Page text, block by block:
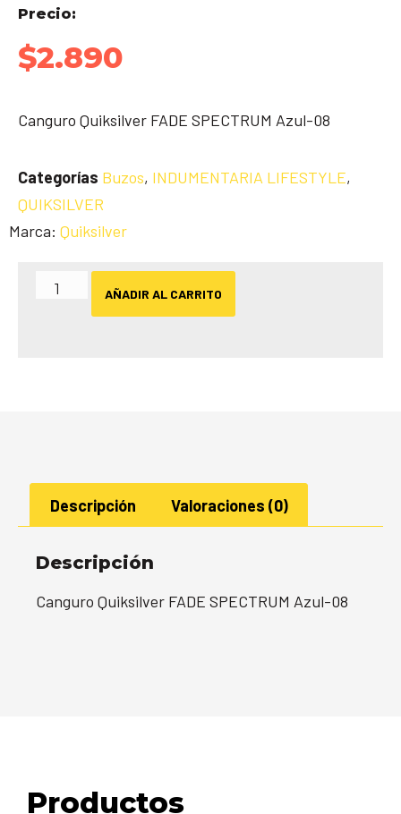
Precio:
$2.890
Canguro Quiksilver FADE SPECTRUM Azul-08
Categorías Buzos, INDUMENTARIA LIFESTYLE,
QUIKSILVER
Marca: Quiksilver
AÑADIR AL CARRITO
Descripción Valoraciones (0)
Descripción
Canguro Quiksilver FADE SPECTRUM Azul-08
Productos